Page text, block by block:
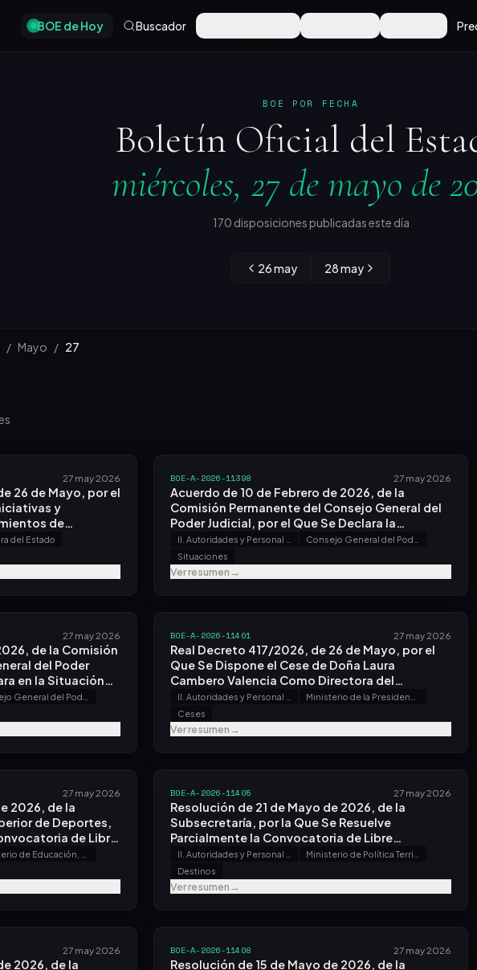
BOE de Hoy Buscador
BOE POR FECHA
Boletín Oficial del
miércoles, 27 de mayo de
170 disposiciones publicadas este día
26 may 28 may
/ Mayo / 27
27 may 2026
26 de Mayo, por el
y
de
del Estado
BOE-A-2026-11398 27 may 2026
Acuerdo de 10 de Febrero de 2026, de la
Comisión Permanente del Consejo General del
Poder Judicial, por el Que Se Declara la
Jubilación Forzosa de la Magistrada Doña María
Dolores Muñoz Salvatierra.
Situaciones
Ver resumen→
27 may 2026
de la Comisión
del Poder
en la Situación
en la
Don Santiago
BOE-A-2026-11401 27 may 2026
Real Decreto 417/2026, de 26 de Mayo, por el
Que Se Dispone el Cese de Doña Laura
Cambero Valencia Como Directora del
Organismo Autónomo Centro de Estudios
Jurídicos.
Ceses
Ver resumen→
27 may 2026
2026, de la
de Deportes,
de Libre
de 8 de
BOE-A-2026-11405 27 may 2026
Resolución de 21 de Mayo de 2026, de la
Subsecretaría, por la Que Se Resuelve
Parcialmente la Convocatoria de Libre
Designación, Efectuada por Resolución de 4 de
Marzo de 2026.
Destinos
Ver resumen→
27 may 2026
2026, de la
BOE-A-2026-11408 27 may 2026
Resolución de 15 de Mayo de 2026, de la